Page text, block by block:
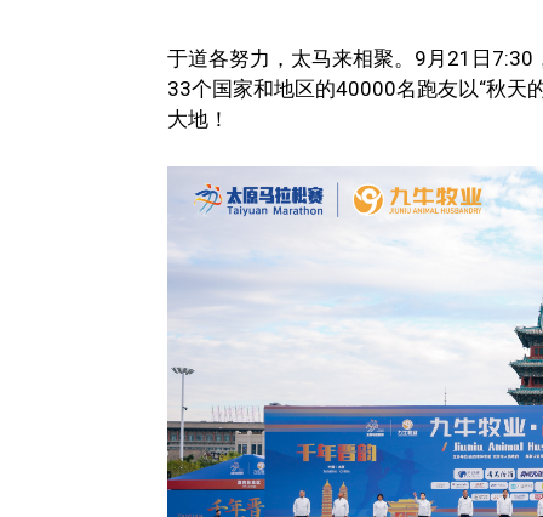
于道各努力，太马来相聚。9月21日7:30
33个国家和地区的40000名跑友以“秋天
大地！